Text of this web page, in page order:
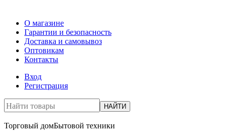
О магазине
Гарантии и безопасность
Доставка и самовывоз
Оптовикам
Контакты
Вход
Регистрация
НАЙТИ
Торговый домБытовой техники